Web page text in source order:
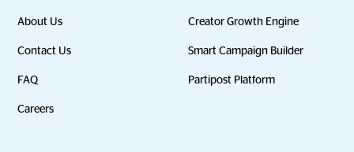
About Us
Contact Us
FAQ
Careers
Creator Growth Engine
Smart Campaign Builder
Partipost Platform